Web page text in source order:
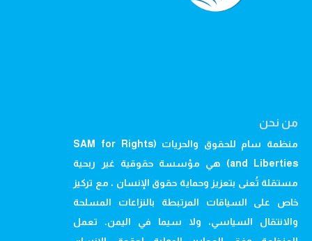
من نحن
منظمة سام للحقوق والحريات (SAM for Rights
and Liberties) هي مؤسسة حقوقية غير ربحية
مستقلة تُعنى بتعزيز وحماية حقوق الإنسان ، مع تركيز
خاص على السياقات المرتبطة بالنزاعات المسلحة
والانتقال السياسي، ولا سيما في اليمن. تعمل